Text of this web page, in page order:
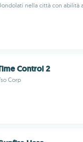
nella città con abilità
Control 2
Corp